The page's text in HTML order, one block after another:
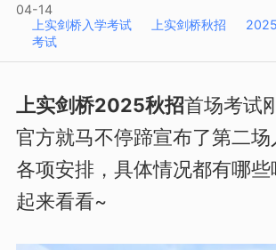
04-14
上实剑桥入学考试
上实剑桥秋招
考试
上实剑桥2025秋招首场考试
官方就马不停蹄宣布了第二场
各项安排，具体情况都有哪
起来看看~